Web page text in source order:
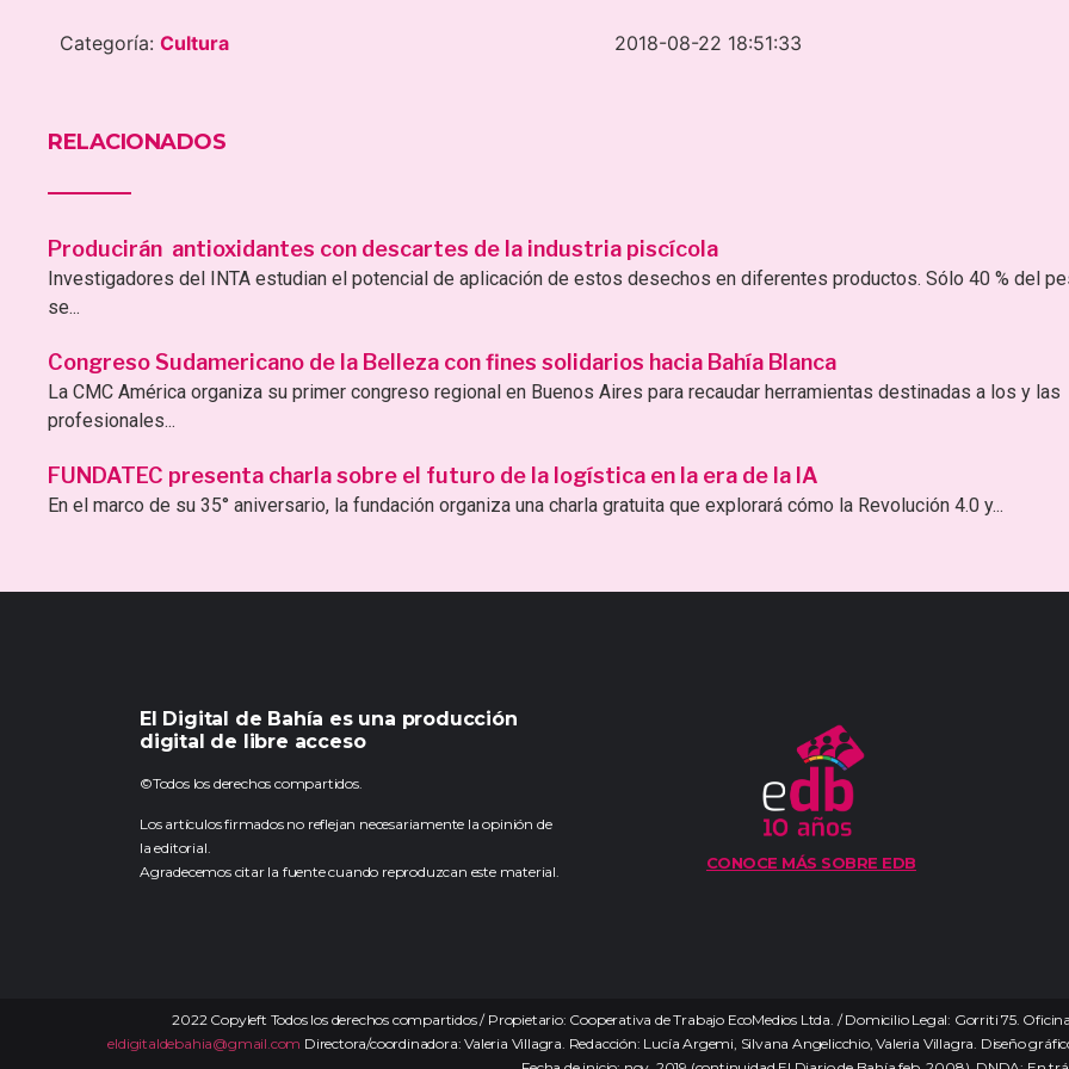
Categoría: Cultura 2018-08-22 18:51:33
RELACIONADOS
Producirán antioxidantes con descartes de la industria piscícola
Investigadores del INTA estudian el potencial de aplicación de estos desechos en diferentes productos. Sólo 40 % del
se...
Congreso Sudamericano de la Belleza con fines solidarios hacia Bahía Blanca
La CMC América organiza su primer congreso regional en Buenos Aires para recaudar herramientas destinadas a los y las
profesionales...
FUNDATEC presenta charla sobre el futuro de la logística en la era de la IA
En el marco de su 35° aniversario, la fundación organiza una charla gratuita que explorará cómo la Revolución 4.0 y...
El Digital de Bahía es una producción
digital de libre acceso
©Todos los derechos compartidos.
Los artículos firmados no reflejan necesariamente la opinión de
la editorial.
Agradecemos citar la fuente cuando reproduzcan este material.
CONOCE MÁS SOBRE EDB
2022 Copyleft Todos los derechos compartidos / Propietario: Cooperativa de Trabajo EcoMedios Ltda. / Domicilio Legal: Gorriti 75.
eldigitaldebahia@gmail.com Directora/coordinadora: Valeria Villagra. Redacción: Lucía Argemi, Silvana Angelicchio, Valeria Villagra. Diseño